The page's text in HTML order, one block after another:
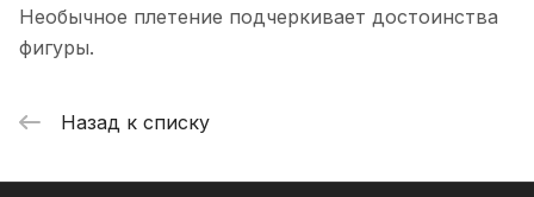
Необычное плетение подчеркивает достоинства
фигуры.
Назад к списку